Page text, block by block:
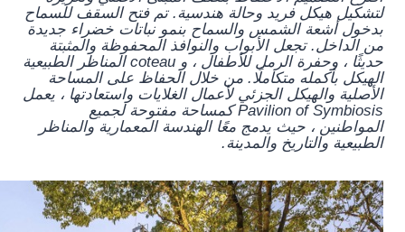
لتشكيل هيكل فريد وحالة هندسية. تم فتح السقف للسماح
بدخول أشعة الشمس والسماح بنمو نباتات خضراء جديدة
من الداخل. تجعل الأبواب والنوافذ المحفوظة والمثبتة
حديثًا ، وحفرة الرمل للأطفال ، و coteau المناظر الطبيعية
الهيكل بأكمله متكاملًا. من خلال الحفاظ على المساحة
الأصلية والهيكل الجزئي لأعمال الغلايات واستعادتها ، يعمل
Pavilion of Symbiosis كمساحة مفتوحة لجميع
المواطنين ، حيث يدمج معًا الهندسة المعمارية والمناظر
الطبيعية والتاريخ والمدينة.